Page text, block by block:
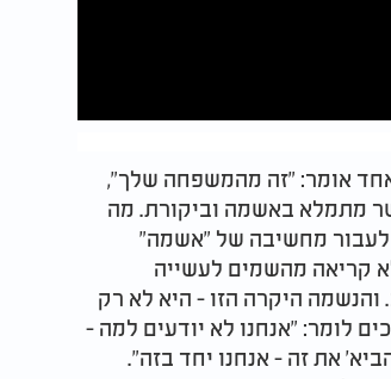
אומר: "זה מהמשפחה שלך",
מתמלא באשמה וביקורת. מה
לעבור מחשיבה של "אשמה"
קריאה מהשמים לעשייה
היקרה הזו - היא לא רק
לומר: "אנחנו לא יודעים למה -
את זה - אנחנו יחד בזה".